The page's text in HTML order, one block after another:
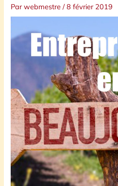
Parwebmestre/8 février 2019